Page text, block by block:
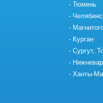
Тюмень
Курган
Сургут,
Ханты-